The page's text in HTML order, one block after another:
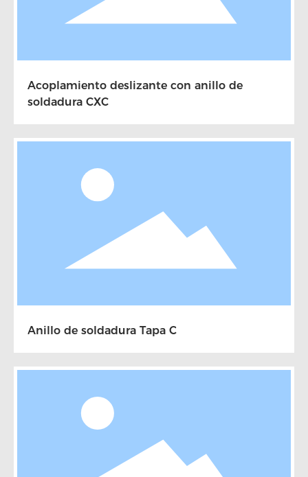
Acoplamiento deslizante con anillo de
soldadura CXC
Anillo de soldadura Tapa C